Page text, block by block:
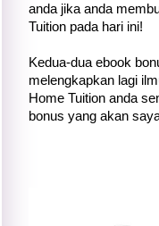
anda jika anda
Tuition pada hari ini!
Kedua-dua ebook
melengkapkan lagi
Home Tuition anda
bonus yang akan